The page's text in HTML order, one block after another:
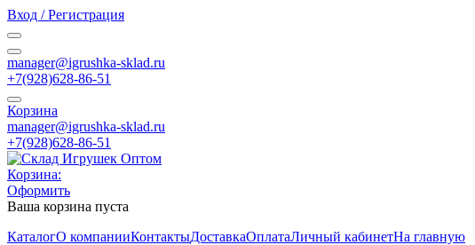
Вход / Регистрация
manager@igrushka-sklad.ru
+7(928)628-86-51
Корзина
manager@igrushka-sklad.ru
+7(928)628-86-51
Корзина:
Оформить
Ваша корзина пуста
КаталогО компанииКонтактыДоставкаОплатаЛичный кабинетНа главную